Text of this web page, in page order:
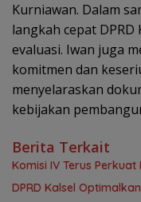
Kurniawan. Dalam
langkah cepat DPRD
evaluasi. Iwan juga
komitmen dan
menyelaraskan
kebijakan
Berita Terkait
Komisi IV Terus
‎DPRD Kalsel